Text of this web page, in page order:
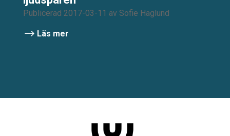
Publicerad 2017-03-11 av Sofie Haglund
Läs mer